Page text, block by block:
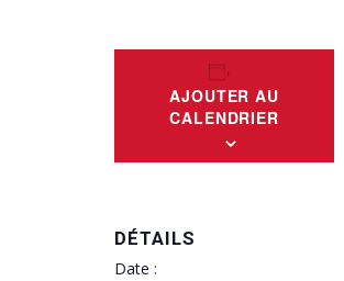
AJOUTER AU
CALENDRIER
DÉTAILS
Date :